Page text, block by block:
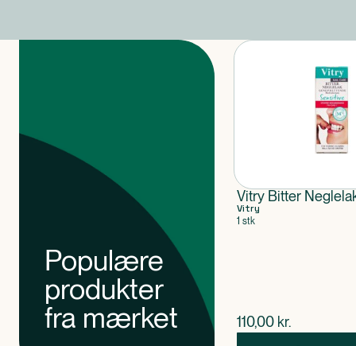
Populære
produkter
fra mærket
Vitry Bitter
Vitry
1 stk
$nuværende pris
110,00 kr.